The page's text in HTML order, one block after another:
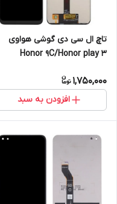
تاچ ال سی دی گوشی هواوی
Honor 9C/Honor play 3
1,750,000
افزودن به سبد